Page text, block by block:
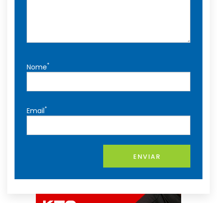
Nome*
Email*
ENVIAR